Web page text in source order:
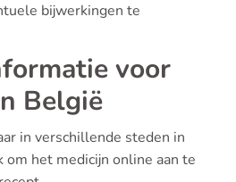
bijwerkingen te
voor
België
in verschillende steden in
het medicijn online aan te